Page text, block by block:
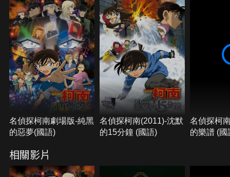
模的翻新，特地前去見識該館招牌設施——世界首座
「雙輪式巨型摩天輪」的柯南一行人，在那裡遇到一
名受傷的神祕女子。該名女子看來似乎是因為某些原
因導致失憶，而尋找記憶的線索就只有一支壞掉的手
機。柯南與少年偵探團決定要一起幫忙找回她的記
憶，灰原此時也發現異狀，那名女子竟然有著左右眼
顏色不同的「雙色瞳」。
名偵探柯南劇場版-純黑
的惡夢(國語)
名偵探柯南(2011)-沈默
的15分鐘 (國語)
名偵探柯
的樂譜 (國
相關影片